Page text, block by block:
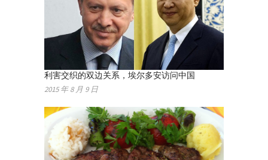
利害交织的双边关系，埃尔多安访问中国
2015 年 8 月 9 日